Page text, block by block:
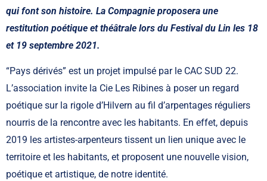
qui font son histoire. La Compagnie proposera une
restitution poétique et théâtrale lors du Festival du Lin les 18
et 19 septembre 2021.
“Pays dérivés” est un projet impulsé par le CAC SUD 22.
L’association invite la Cie Les Ribines à poser un regard
poétique sur la rigole d’Hilvern au fil d’arpentages réguliers
nourris de la rencontre avec les habitants. En effet, depuis
2019 les artistes-arpenteurs tissent un lien unique avec le
territoire et les habitants, et proposent une nouvelle vision,
poétique et artistique, de notre identité.